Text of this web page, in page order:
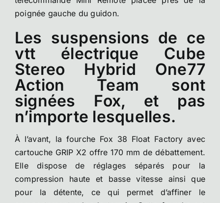
poignée gauche du guidon.
Les suspensions de ce
vtt électrique Cube
Stereo Hybrid One77
Action Team sont
signées Fox, et pas
n’importe lesquelles.
À l’avant, la fourche Fox 38 Float Factory avec
cartouche GRIP X2 offre 170 mm de débattement.
Elle dispose de réglages séparés pour la
compression haute et basse vitesse ainsi que
pour la détente, ce qui permet d’affiner le